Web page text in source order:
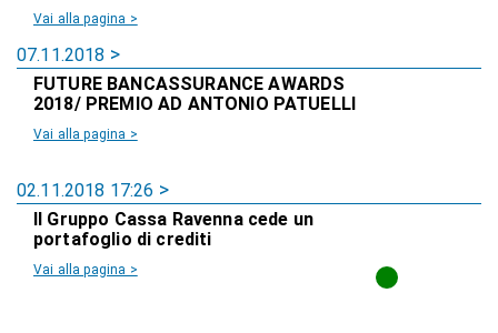
Vai alla pagina >
07.11.2018
FUTURE BANCASSURANCE AWARDS
2018/ PREMIO AD ANTONIO PATUELLI
Vai alla pagina >
02.11.2018 17:26
Il Gruppo Cassa Ravenna cede un
portafoglio di crediti
Vai alla pagina >